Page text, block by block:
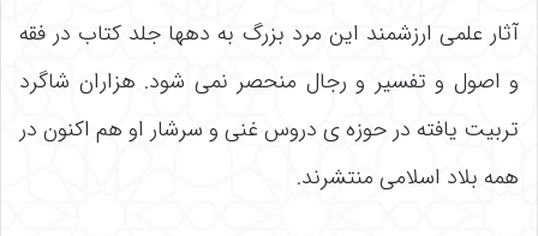
آثار علمی ارزشمند این مرد بزرگ به دهها جلد کتاب در فقه
و اصول و تفسیر و رجال منحصر نمی شود. هزاران شاگرد
تربیت یافته در حوزه ی دروس غنی و سرشار او هم اکنون در
همه بلاد اسلامی منتشرند.